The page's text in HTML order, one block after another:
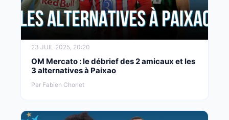
23 JUIL 2025, 20:20
OM Mercato : le débrief des 2 amicaux et les
3 alternatives à Paixao
Par Fabien Chorlet